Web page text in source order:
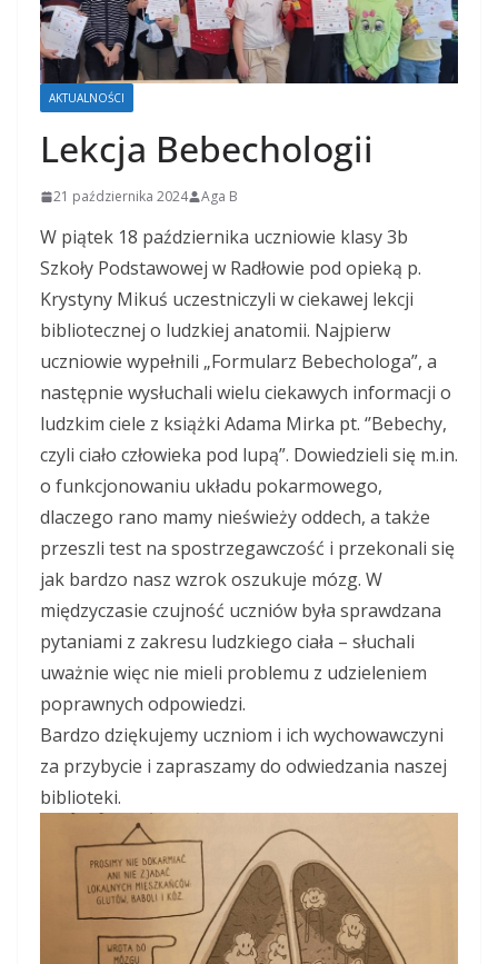
AKTUALNOŚCI
Lekcja Bebechologii
21 października 2024 Aga B
W piątek 18 października uczniowie klasy 3b
Szkoły Podstawowej w Radłowie pod opieką p.
Krystyny Mikuś uczestniczyli w ciekawej lekcji
bibliotecznej o ludzkiej anatomii. Najpierw
uczniowie wypełnili „Formularz Bebechologa”, a
następnie wysłuchali wielu ciekawych informacji o
ludzkim ciele z książki Adama Mirka pt. ‘’Bebechy,
czyli ciało człowieka pod lupą”. Dowiedzieli się m.in.
o funkcjonowaniu układu pokarmowego,
dlaczego rano mamy nieświeży oddech, a także
przeszli test na spostrzegawczość i przekonali się
jak bardzo nasz wzrok oszukuje mózg. W
międzyczasie czujność uczniów była sprawdzana
pytaniami z zakresu ludzkiego ciała – słuchali
uważnie więc nie mieli problemu z udzieleniem
poprawnych odpowiedzi.
Bardzo dziękujemy uczniom i ich wychowawczyni
za przybycie i zapraszamy do odwiedzania naszej
biblioteki.